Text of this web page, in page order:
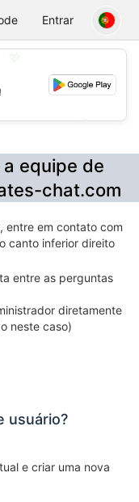
Entrar
💕
equipe de
chat.com
entre em contato com
canto inferior direito
entre as perguntas
diretamente
neste caso)
usuário?
e criar uma nova